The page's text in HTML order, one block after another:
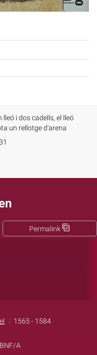
i dos cadells, el lleó
un rellotge d'arena
Permalink
1565 - 1584
A